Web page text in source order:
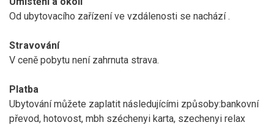
Od ubytovacího zařízení ve vzdálenosti se nachází.
Stravování
V ceně pobytu není zahrnuta strava.
Platba
Ubytování můžete zaplatit následujícími způsoby:bankovní
převod, hotovost, mbh széchenyi karta, szechenyi relax